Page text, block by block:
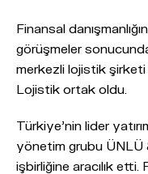
Finansal
görüşmeler
merkezli lojistik
Lojistik ortak oldu.
Türkiye’nin lider
yönetim grubu
işbirliğine aracılık etti.